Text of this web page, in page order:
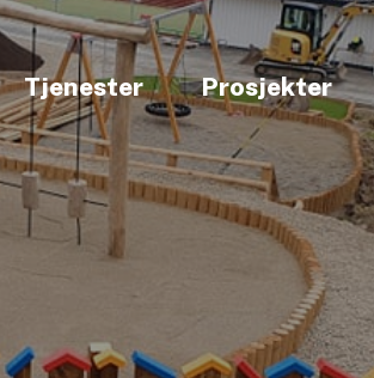
Tjenester Prosjekter